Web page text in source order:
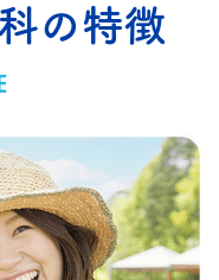
の特徴